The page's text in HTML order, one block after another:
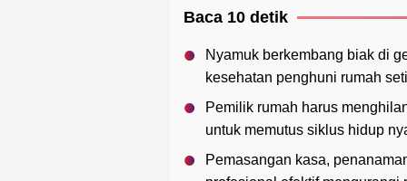
Baca 10 detik
Nyamuk berkembang biak di
kesehatan penghuni rumah
Pemilik rumah harus
untuk memutus siklus hidup
Pemasangan kasa,